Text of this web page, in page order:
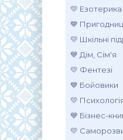
💛 Езотерика
💙
💛 Шкільні
💙 Дім, Сім'я
💛 Фентезі
💙 Бойовики
💛
💙 Бізнес-
💛